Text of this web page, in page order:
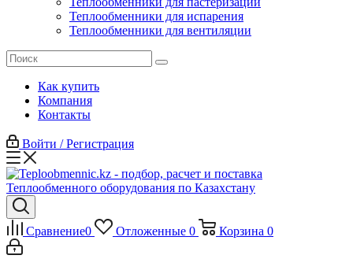
Теплообменники для испарения
Теплообменники для вентиляции
Как купить
Компания
Контакты
Войти / Регистрация
Сравнение0 Отложенные 0 Корзина 0